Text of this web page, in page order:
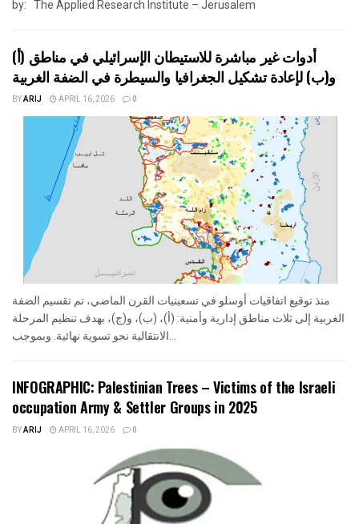
by: The Applied Research Institute – Jerusalem
أدوات غير مباشرة للاستيطان الإسرائيلي في مناطق (أ)
BYARIJ APRIL 16, 2026 0
منذ توقيع اتفاقيات أوسلو في تسعينيات القرن الماضي، تم تقسيم الضفة
الغربية إلى ثلاث مناطق إدارية وأمنية: (أ)، (ب)، و(ج)، بهدف تنظيم المرحلة
INFOGRAPHIC: Palestinian Trees – Victims of the Israeli
occupation Army & Settler Groups in 2025
BYARIJ APRIL 16, 2026 0